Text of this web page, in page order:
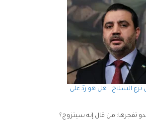
نزع السلاح… هل هو ردّ على